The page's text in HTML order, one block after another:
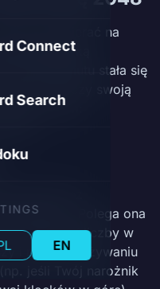
Connect
Search
EN
się opierać na
jest głęboką
debiutu stała się
graczy swoją
celem:
przez
Polega ona
liczby w
i nigdy nieużywaniu
jeśli Twój narożnik